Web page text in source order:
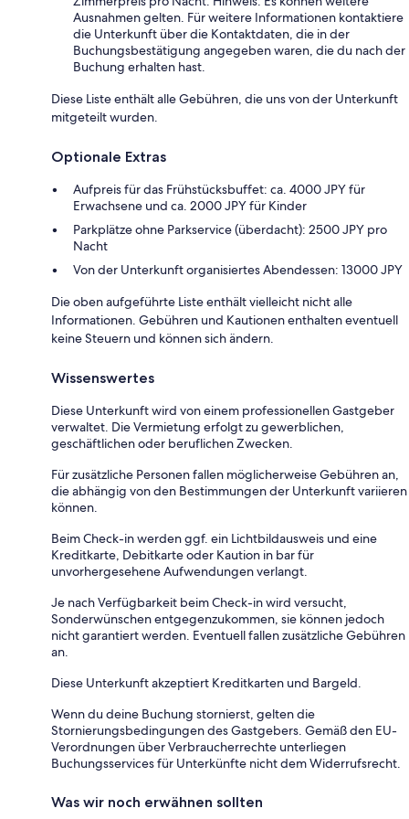
Ausnahmen gelten. Für weitere Informationen kontaktiere
die Unterkunft über die Kontaktdaten, die in der
Buchungsbestätigung angegeben waren, die du nach der
Buchung erhalten hast.
Diese Liste enthält alle Gebühren, die uns von der Unterkunft
mitgeteilt wurden.
Optionale Extras
Aufpreis für das Frühstücksbuffet: ca. 4000 JPY für
Erwachsene und ca. 2000 JPY für Kinder
Parkplätze ohne Parkservice (überdacht): 2500 JPY pro
Nacht
Von der Unterkunft organisiertes Abendessen: 13000 JPY
Die oben aufgeführte Liste enthält vielleicht nicht alle
Informationen. Gebühren und Kautionen enthalten eventuell
keine Steuern und können sich ändern.
Wissenswertes
Diese Unterkunft wird von einem professionellen Gastgeber
verwaltet. Die Vermietung erfolgt zu gewerblichen,
geschäftlichen oder beruflichen Zwecken.
Für zusätzliche Personen fallen möglicherweise Gebühren an,
die abhängig von den Bestimmungen der Unterkunft variieren
können.
Beim Check-in werden ggf. ein Lichtbildausweis und eine
Kreditkarte, Debitkarte oder Kaution in bar für
unvorhergesehene Aufwendungen verlangt.
Je nach Verfügbarkeit beim Check-in wird versucht,
Sonderwünschen entgegenzukommen, sie können jedoch
nicht garantiert werden. Eventuell fallen zusätzliche Gebühren
an.
Diese Unterkunft akzeptiert Kreditkarten und Bargeld.
Wenn du deine Buchung stornierst, gelten die
Stornierungsbedingungen des Gastgebers. Gemäß den EU-
Verordnungen über Verbraucherrechte unterliegen
Buchungsservices für Unterkünfte nicht dem Widerrufsrecht.
Was wir noch erwähnen sollten